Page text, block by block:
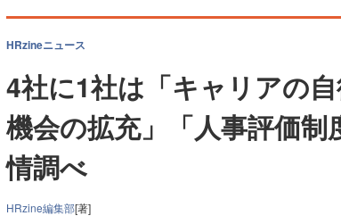
HRzineニュース
4社に1社は「キャリアの
機会の拡充」「人事評価
情調べ
HRzine編集部[著]